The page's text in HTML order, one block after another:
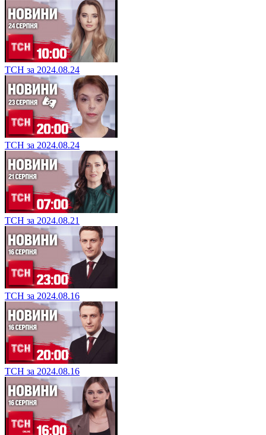
ТСН за 2024.08.24
ТСН за 2024.08.24
ТСН за 2024.08.21
ТСН за 2024.08.16
ТСН за 2024.08.16